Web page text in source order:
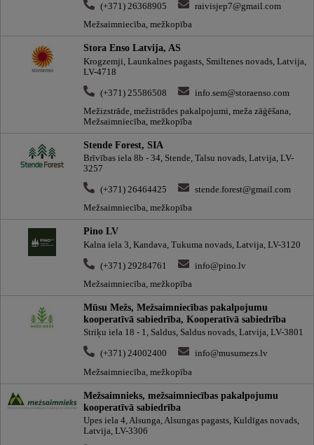
(+371) 26368905
raivisjep7@gmail.com
Mežsaimniecība, mežkopība
Stora Enso Latvija, AS
Krogzemji, Launkalnes pagasts, Smiltenes novads, Latvija,
LV-4718
(+371) 25586508
info.sem@storaenso.com
Mežizstrāde, mežistrādes pakalpojumi, meža zāģēšana,
Mežsaimniecība, mežkopība
Stende Forest, SIA
Brīvības iela 8b - 34, Stende, Talsu novads, Latvija, LV-
3257
(+371) 26464425
stende.forest@gmail.com
Mežsaimniecība, mežkopība
Pino LV
Kalna iela 3, Kandava, Tukuma novads, Latvija, LV-3120
(+371) 29284761
info@pino.lv
Mežsaimniecība, mežkopība
Mūsu Mežs, Mežsaimniecības pakalpojumu
kooperatīvā sabiedrība, Kooperatīvā sabiedrība
Striķu iela 18 - 1, Saldus, Saldus novads, Latvija, LV-3801
(+371) 24002400
info@musumezs.lv
Mežsaimniecība, mežkopība
Mežsaimnieks, mežsaimniecības pakalpojumu
kooperatīvā sabiedrība
Upes iela 4, Alsunga, Alsungas pagasts, Kuldīgas novads,
Latvija, LV-3306